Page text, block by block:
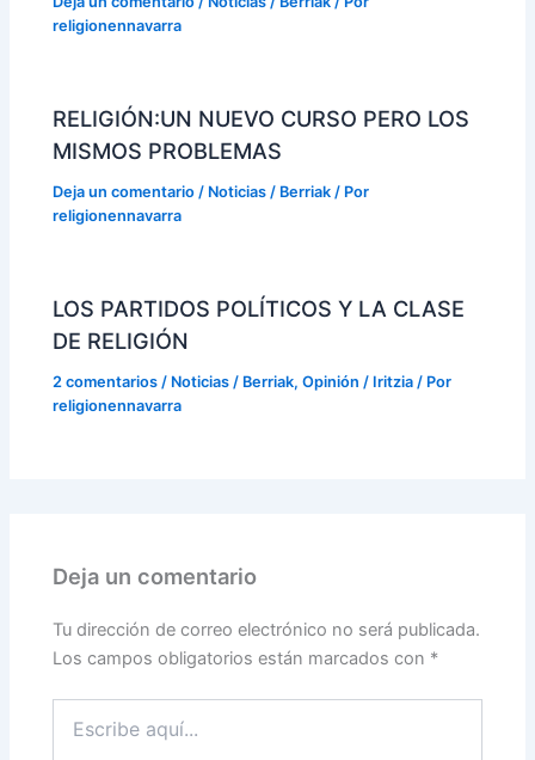
religionennavarra
RELIGIÓN:UN NUEVO CURSO PERO LOS
MISMOS PROBLEMAS
Deja un comentario / Noticias / Berriak / Por
religionennavarra
LOS PARTIDOS POLÍTICOS Y LA CLASE
DE RELIGIÓN
2 comentarios / Noticias / Berriak,Opinión / Iritzia / Por
religionennavarra
Deja un comentario
Tu dirección de correo electrónico no será publicada.
Los campos obligatorios están marcados con *
aquí...